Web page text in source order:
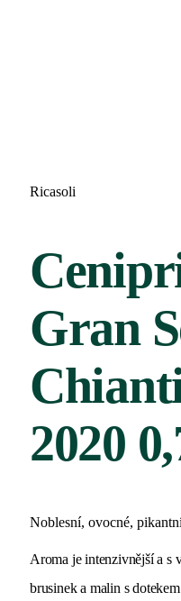
Ricasoli
Gran
2020
Noblesní, ovocné,
Aroma je intenzivnější a s
brusinek a malin s